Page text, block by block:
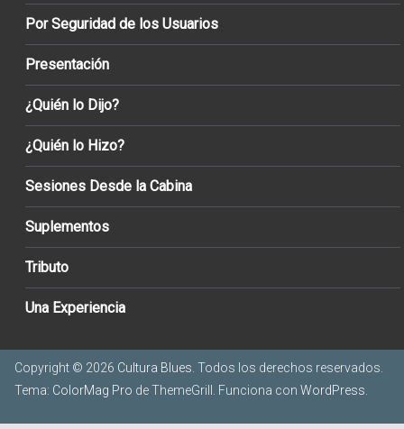
Por Seguridad de los Usuarios
Presentación
¿Quién lo Dijo?
¿Quién lo Hizo?
Sesiones Desde la Cabina
Suplementos
Tributo
Una Experiencia
Copyright © 2026 Cultura Blues . Todos los derechos reservados.
Tema: ColorMag Pro de ThemeGrill. Funciona con WordPress